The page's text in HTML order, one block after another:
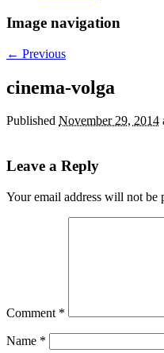
Image navigation
← Previous
cinema-volga
Published November 29, 2014
Leave a Reply
Your email address will not be
Comment *
Name *